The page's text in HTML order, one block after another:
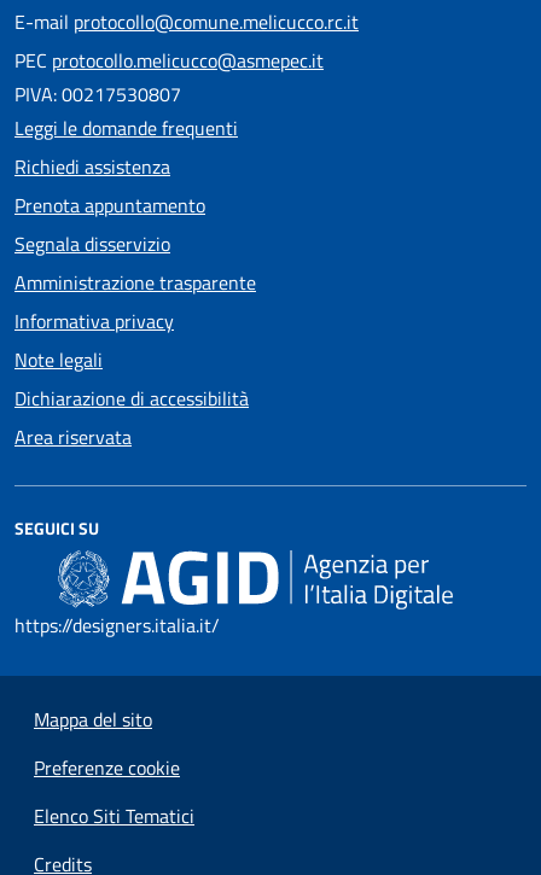
E-mail protocollo@comune.melicucco.rc.it
PEC protocollo.melicucco@asmepec.it
PIVA: 00217530807
Leggi le domande frequenti
Richiedi assistenza
Prenota appuntamento
Segnala disservizio
Amministrazione trasparente
Informativa privacy
Note legali
Dichiarazione di accessibilità
Area riservata
SEGUICI SU
https://designers.italia.it/
Mappa del sito
Preferenze cookie
Elenco Siti Tematici
Credits